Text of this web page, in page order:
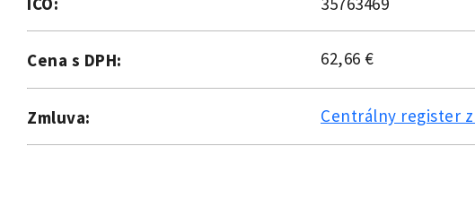
Cena s DPH: 62,66 €
Zmluva: Centrálny register